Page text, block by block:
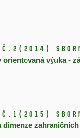
č.2 (2014)
orientovaná výuka -
č.1 (2015)
dimenze